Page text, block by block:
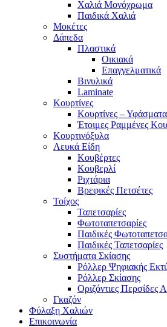
Χαλιά Μονόχρωμα
Παιδικά Χαλιά
Μοκέτες
Δάπεδα
Πλαστικά
Οικιακά
Επαγγελματικά
Βινυλικά
Laminate
Κουρτίνες
Κουρτίνες – Υφάσματα
Έτοιμες Ραμμένες
Κουρτινόξυλα
Λευκά Είδη
Κουβέρτες
Κουβερλί
Ριχτάρια
Βρεφικές Πετσέτες
Τοίχος
Ταπετσαρίες
Φωτοταπετσαρίες
Παιδικές
Παιδικές Ταπετσαρίες
Συστήματα Σκίασης
Ρόλλερ Ψηφιακής
Ρόλλερ Σκίασης
Οριζόντιες Περσίδες
Γκαζόν
Φύλαξη Χαλιών
Επικοινωνία